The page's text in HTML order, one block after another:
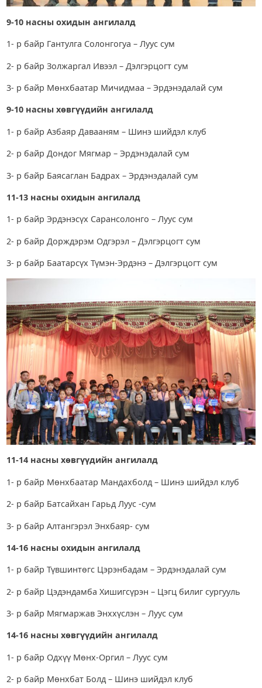
9-10 насны охидын ангилалд
1- р байр Гантулга Солонгогуа – Луус сум
2- р байр Золжаргал Ивээл – Дэлгэрцогт сум
3- р байр Мөнхбаатар Мичидмаа – Эрдэнэдалай сум
9-10 насны хөвгүүдийн ангилалд
1- р байр Азбаяр Давааням – Шинэ шийдэл клуб
2- р байр Дондог Мягмар – Эрдэнэдалай сум
3- р байр Баясаглан Бадрах – Эрдэнэдалай сум
11-13 насны охидын ангилалд
1- р байр Эрдэнэсүх Сарансолонго – Луус сум
2- р байр Дорждэрэм Одгэрэл – Дэлгэрцогт сум
3- р байр Баатарсүх Түмэн-Эрдэнэ – Дэлгэрцогт сум
11-14 насны хөвгүүдийн ангилалд
1- р байр Мөнхбаатар Мандахболд – Шинэ шийдэл клуб
2- р байр Батсайхан Гарьд Луус -сум
3- р байр Алтангэрэл Энхбаяр- сум
14-16 насны охидын ангилалд
1- р байр Түвшинтөгс Цэрэнбадам – Эрдэнэдалай сум
2- р байр Цэдэндамба Хишигсүрэн – Цэгц билиг сургууль
3- р байр Мягмаржав Энххүслэн – Луус сум
14-16 насны хөвгүүдийн ангилалд
1- р байр Одхүү Мөнх-Оргил – Луус сум
2- р байр Мөнхбат Болд – Шинэ шийдэл клуб